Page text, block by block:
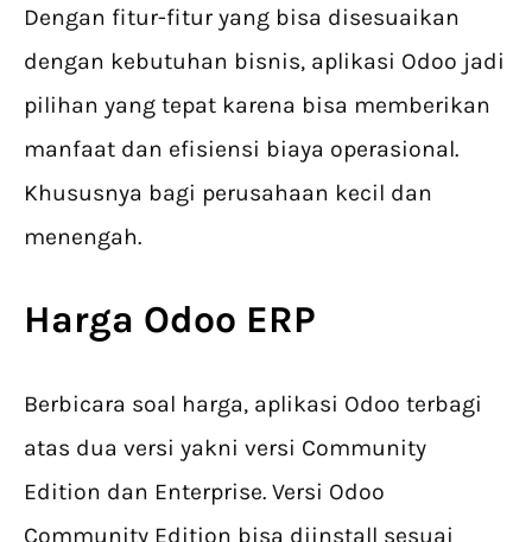
Dengan fitur-fitur yang bisa disesuaikan
dengan kebutuhan bisnis, aplikasi Odoo jadi
pilihan yang tepat karena bisa memberikan
manfaat dan efisiensi biaya operasional.
Khususnya bagi perusahaan kecil dan
menengah.
Harga Odoo ERP
Berbicara soal harga, aplikasi Odoo terbagi
atas dua versi yakni versi Community
Edition dan Enterprise. Versi Odoo
Community Edition bisa diinstall sesuai